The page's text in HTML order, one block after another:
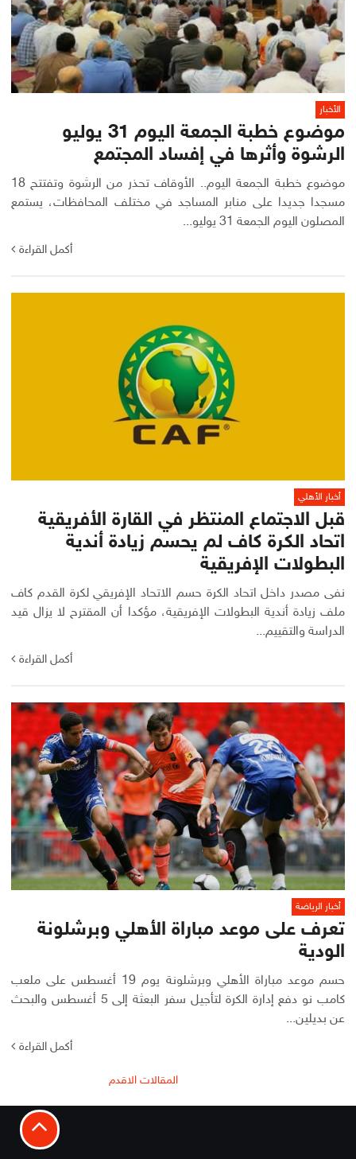
الأخبار
موضوع خطبة الجمعة اليوم 31 يوليو
الرشوة وأثرها في إفساد المجتمع
موضوع خطبة الجمعة اليوم.. الأوقاف تحذر من الرشوة وتفتتح 18
مسجدا جديدا على منابر المساجد في مختلف المحافظات، يستمع
المصلون اليوم الجمعة 31 يوليو...
أكمل القراءة
أخبار الأهلي
قبل الاجتماع المنتظر في القارة الأفريقية
اتحاد الكرة كاف لم يحسم زيادة أندية
البطولات الإفريقية
نفى مصدر داخل اتحاد الكرة حسم الاتحاد الإفريقي لكرة القدم كاف
ملف زيادة أندية البطولات الإفريقية، مؤكدا أن المقترح لا يزال قيد
الدراسة والتقييم...
أكمل القراءة
أخبار الرياضة
تعرف على موعد مباراة الأهلي وبرشلونة
الودية
حسم موعد مباراة الأهلي وبرشلونة يوم 19 أغسطس على ملعب
كامب نو دفع إدارة الكرة لتأجيل سفر البعثة إلى 5 أغسطس والبحث
عن بديلين...
أكمل القراءة
المقالات
المقالات الاقدم